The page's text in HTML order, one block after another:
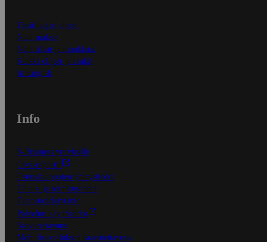
Ensitilaajan ohjeet
Näin maksat
Näin tilaat ja muokkaat
Kaikki ohjeet ja vinkit
In English
Info
S-Business yrityksille
Oiva-raportit
Osuuskauppojen yhteystiedot
Tilaus- ja toimitusehdot
Tietosuojakäytäntö
Palvelun käyttöehdot
Saavutettavuus
Mobiilisovelluksen saavutettavuus